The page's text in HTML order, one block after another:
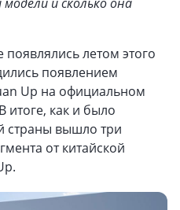
летом этого
появлением
Up на официальном
итоге, как и было
страны вышло три
от китайской